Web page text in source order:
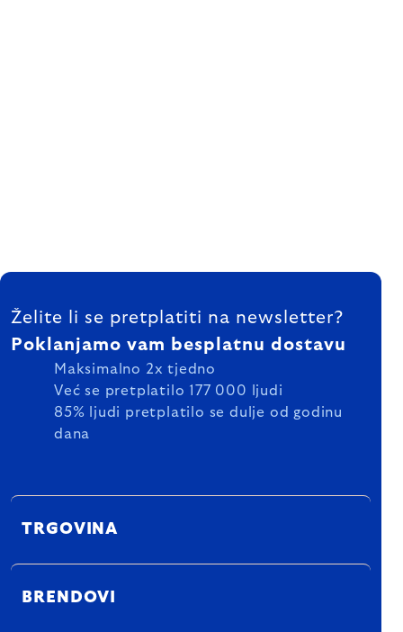
FOOTER
Želite li se pretplatiti na newsletter?
Poklanjamo vam besplatnu dostavu
Maksimalno 2x tjedno
Već se pretplatilo 177 000 ljudi
85% ljudi pretplatilo se dulje od godinu
dana
TRGOVINA
BRENDOVI